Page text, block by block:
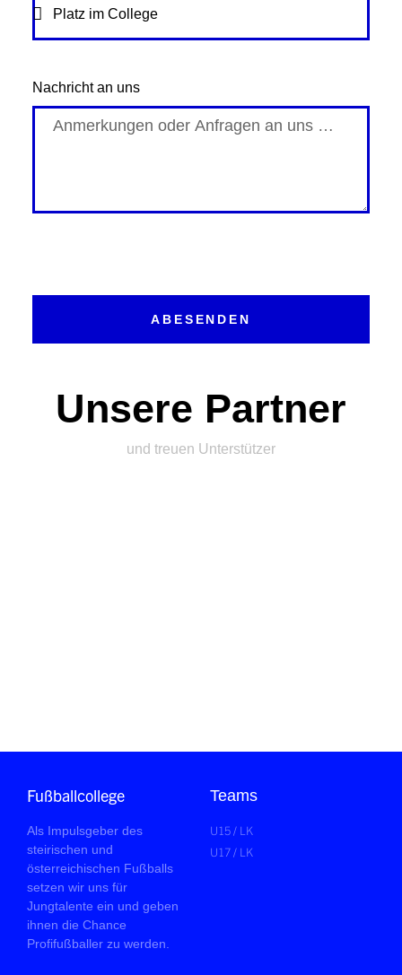
Nachricht an uns
ABESENDEN
Unsere Partner
und treuen Unterstützer
Fußballcollege
Als Impulsgeber des
steirischen und
österreichischen Fußballs
setzen wir uns für
Jungtalente ein und geben
ihnen die Chance
Profifußballer zu werden.
Teams
U15 / LK
U17 / LK